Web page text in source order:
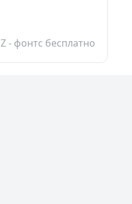
Z - фонтс бесплатно